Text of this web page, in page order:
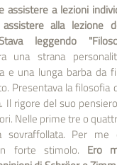
assistere a lezioni
alla lezione
leggendo
una strana
e una lunga barba da
Presentava la filosofia
Il rigore del suo
Nelle prime tre o
Per me
forte stimolo. Ero